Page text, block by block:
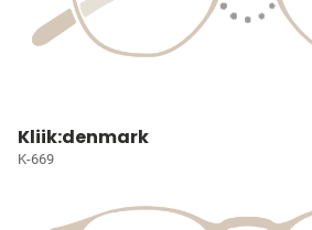
Kliik:denmark
K-669